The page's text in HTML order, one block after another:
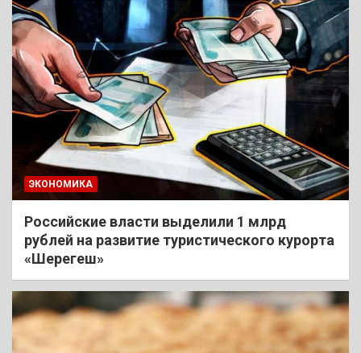
ЭКОНОМИКА
Российские власти выделили 1 млрд
рублей на развитие туристического курорта
«Шерегеш»